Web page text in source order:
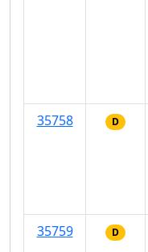
35758
D
35759
D